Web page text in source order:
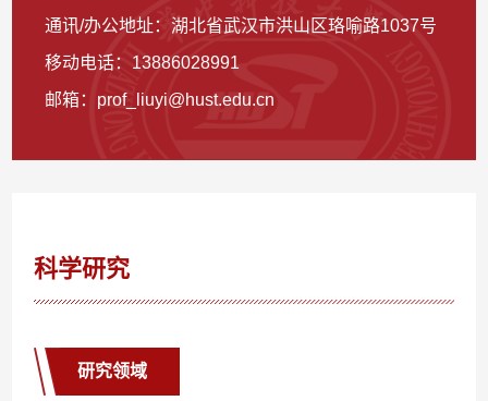
通讯/办公地址：湖北省武汉市洪山区珞喻路1037号
移动电话： 13886028991
邮箱： prof_liuyi@hust.edu.cn
科学研究
研究领域